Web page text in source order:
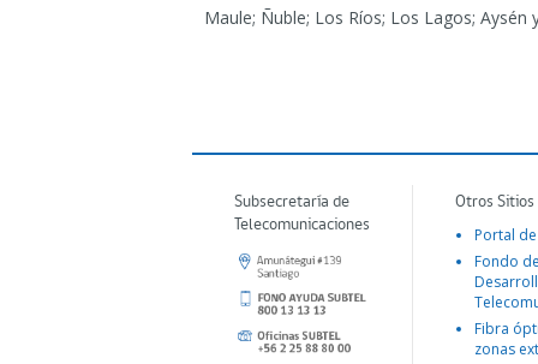
Maule; Ñuble; Los Ríos; Los Lagos; Aysén
Subsecretaría de
Telecomunicaciones
Otros
Portal
Fondo
Fibra
zonas